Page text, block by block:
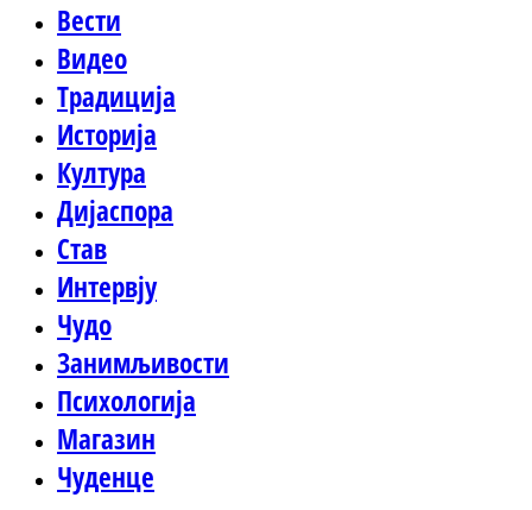
Вести
Видео
Традиција
Историја
Култура
Дијаспора
Став
Интервју
Чудо
Занимљивости
Психологија
Магазин
Чуденце